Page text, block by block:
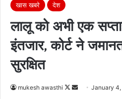
खास खबरे देश
लालू को अभी एक
इंतजार, कोर्ट ने
सुरक्षित
mukesh awasthi
Follow
Send January